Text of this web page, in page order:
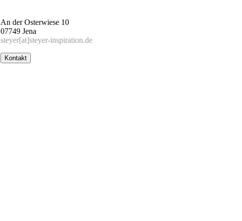
An der Osterwiese 10
07749 Jena
steyer[at]steyer-inspiration.de
Kontakt